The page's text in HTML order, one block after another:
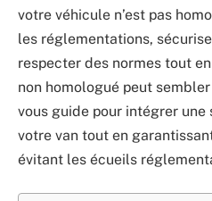
votre véhicule n’est pas
les réglementations,
respecter des normes tout
non homologué peut
vous guide pour intégrer une
votre van tout en
évitant les écueils